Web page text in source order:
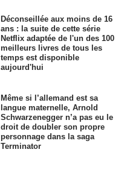
Déconseillée aux moins de 16
ans : la suite de cette série
Netflix adaptée de l'un des 100
meilleurs livres de tous les
temps est disponible
aujourd'hui
Même si l’allemand est sa
langue maternelle, Arnold
Schwarzenegger n’a pas eu le
droit de doubler son propre
personnage dans la saga
Terminator